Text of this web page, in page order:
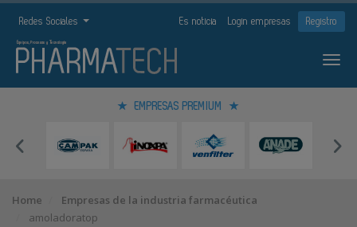
Redes Sociales Es noticia Login empresas Registro
EMPRESAS PREMIUM
Home
Empresas de la industria farmacéutica
amoladoratop